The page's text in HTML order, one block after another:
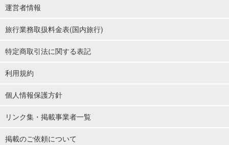
運営者情報
旅行業務取扱料金表(国内旅行)
特定商取引法に関する表記
利用規約
個人情報保護方針
リンク集・掲載事業者一覧
掲載のご依頼について